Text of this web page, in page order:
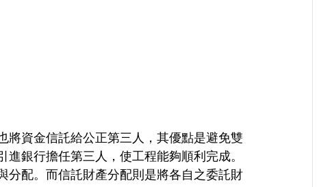
將資金信託給公正第三人，其優點是避免雙
銀行擔任第三人，使工程能夠順利完成。
分配。而信託財產分配則是將各自之委託財